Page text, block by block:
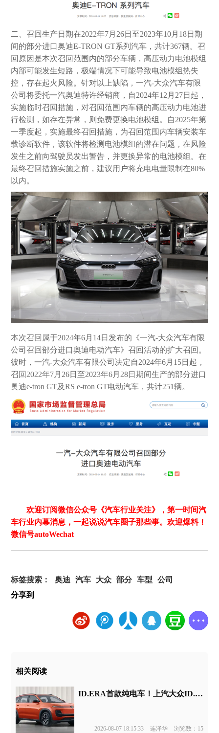
二、召回生产日期在2022年7月26日至2023年10月18日期
间的部分进口奥迪E-TRON GT系列汽车，共计367辆。召
回原因是本次召回范围内的部分车辆，高压动力电池模组
内部可能发生短路，极端情况下可能导致电池模组热失
控，存在起火风险。针对以上缺陷，一汽-大众汽车有限
公司将委托一汽奥迪特许经销商，自2024年12月27日起，
实施临时召回措施，对召回范围内车辆的高压动力电池进
行检测，如存在异常，则免费更换电池模组。自2025年第
一季度起，实施最终召回措施，为召回范围内车辆安装车
载诊断软件，该软件将检测电池模组的潜在问题，在风险
发生之前向驾驶员发出警告，并更换异常的电池模组。在
最终召回措施实施之前，建议用户将充电电量限制在80%
以内。
本次召回属于2024年6月14日发布的《一汽-大众汽车有限
公司召回部分进口奥迪电动汽车》召回活动的扩大召回。
彼时，一汽-大众汽车有限公司决定自2024年6月15日起，
召回2022年7月26日至2023年6月28日期间生产的部分进口
奥迪e-tron GT及RS e-tron GT电动汽车，共计251辆。
欢迎订阅微信公众号《汽车行业关注》，第一时间汽
车行业内幕消息，一起说说汽车圈子那些事。欢迎爆料！
微信号autoWechat
标签搜索： 奥迪 汽车 大众 部分 车型
公司
分享到
相关阅读
ID.ERA首款纯电车！上汽大众ID.ERA 5X申报
2026-08-07 18:15:33 连泽华 浏览数：15